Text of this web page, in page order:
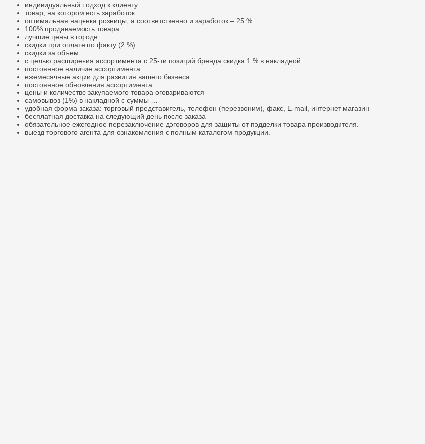
индивидуальный подход к клиенту
товар, на котором есть заработок
оптимальная наценка розницы, а соответственно и заработок – 25 %
100% продаваемость товара
лучшие цены в городе
скидки при оплате по факту (2 %)
скидки за объем
с целью расширения ассортимента с 25-ти позиций бренда скидка 1 % в накладной
постоянное наличие ассортимента
ежемесячные акции для развития вашего бизнеса
постоянное обновления ассортимента
цены и количество закупаемого товара оговариваются
самовывоз (1%) в накладной с суммы …
удобная форма заказа: торговый представитель, телефон (перезвоним), факс, E-mail, интернет магазин
бесплатная доставка на следующий день после заказа
обязательное ежегодное перезаключение договоров для защиты от подделки товара производителя.
выезд торгового агента для ознакомления с полным каталогом продукции.